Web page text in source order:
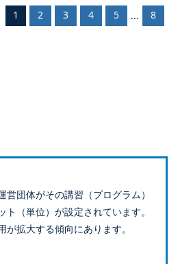
1 2 3 4 5 ... 8
団体がその講習（プログラム）
（単位）が設定されています。
拡大する傾向にあります。